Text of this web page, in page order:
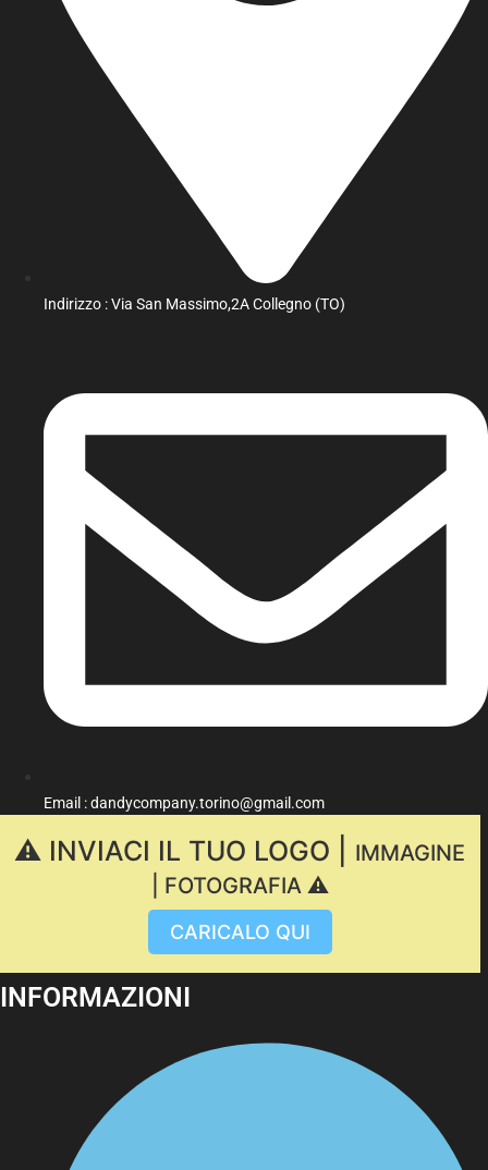
Indirizzo : Via San Massimo,2A Collegno (TO)
Email : dandycompany.torino@gmail.com
⚠️ INVIACI IL TUO LOGO |
IMMAGINE
| FOTOGRAFIA ⚠️
CARICALO QUI
INFORMAZIONI